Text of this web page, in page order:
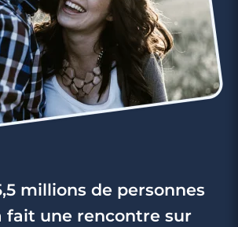
millions de personnes
fait une rencontre sur